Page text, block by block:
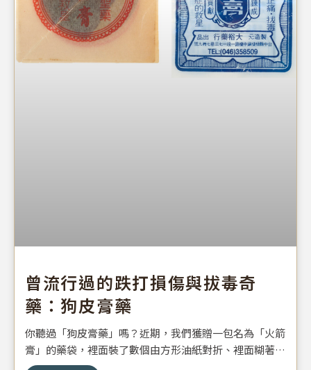
物紋飾為神仙人物，此處刻劃的應是「老子乘青牛西出函
谷關」一事。
曾流行過的跌打損傷與拔毒奇
藥：狗皮膏藥
你聽過「狗皮膏藥」嗎？近期，我們獲贈一包名為「火箭
膏」的藥袋，裡面裝了數個由方形油紙對折、裡面糊著一
團黑黑硬硬、有點讓人不知所以然的藥膏。曾經歷那個年